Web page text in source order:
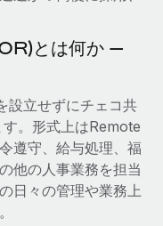
対応
とは何か —
設立せずにチェコ共
。形式上はRemote
遵守、給与処理、福
他の人事業務を担当
日々の管理や業務上